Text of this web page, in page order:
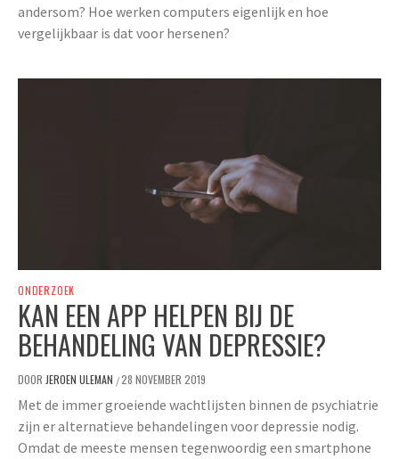
andersom? Hoe werken computers eigenlijk en hoe
vergelijkbaar is dat voor hersenen?
ONDERZOEK
KAN EEN APP HELPEN BIJ DE
BEHANDELING VAN DEPRESSIE?
DOOR JEROEN ULEMAN /28 NOVEMBER 2019
Met de immer groeiende wachtlijsten binnen de psychiatrie
zijn er alternatieve behandelingen voor depressie nodig.
Omdat de meeste mensen tegenwoordig een smartphone